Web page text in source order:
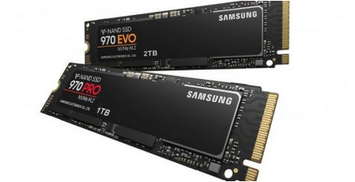
NVIDIA avertizează: memoria RAM și SSD-urile ar putea deveni și mai scumpe în perioada următoare